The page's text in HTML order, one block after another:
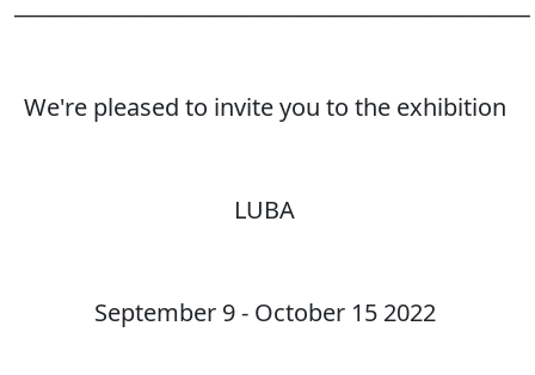
We're pleased to invite you to the exhibition
LUBA
September 9 - October 15 2022